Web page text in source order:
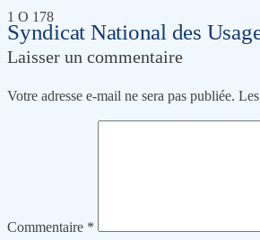
Syndicat National des
1 O 178
Laisser un commentaire
Votre adresse e-mail ne sera pas publiée.
Commentaire *